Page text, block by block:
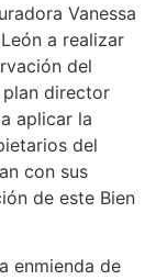
Vanessa
a realizar
del
director
aplicar la
del
con sus
de este Bien
enmienda de